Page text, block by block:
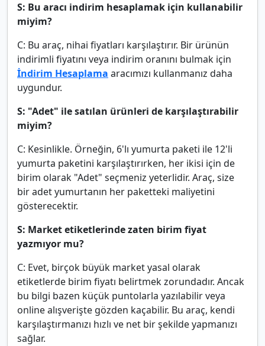
S: Bu aracı indirim hesaplamak için kullanabilir
miyim?
C: Bu araç, nihai fiyatları karşılaştırır. Bir ürünün
indirimli fiyatını veya indirim oranını bulmak için
İndirim Hesaplama aracımızı kullanmanız daha
uygundur.
S: "Adet" ile satılan ürünleri de karşılaştırabilir
miyim?
C: Kesinlikle. Örneğin, 6'lı yumurta paketi ile 12'li
yumurta paketini karşılaştırırken, her ikisi için de
birim olarak "Adet" seçmeniz yeterlidir. Araç, size
bir adet yumurtanın her paketteki maliyetini
gösterecektir.
S: Market etiketlerinde zaten birim fiyat
yazmıyor mu?
C: Evet, birçok büyük market yasal olarak
etiketlerde birim fiyatı belirtmek zorundadır. Ancak
bu bilgi bazen küçük puntolarla yazılabilir veya
online alışverişte gözden kaçabilir. Bu araç, kendi
karşılaştırmanızı hızlı ve net bir şekilde yapmanızı
sağlar.